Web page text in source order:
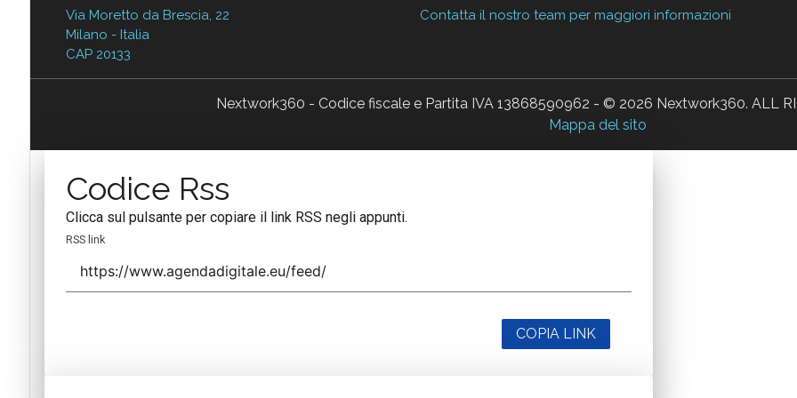
Via Moretto da Brescia, 22
Milano - Italia
CAP 20133
Contatta il nostro team per maggiori informazioni
Nextwork360 - Codice fiscale e Partita IVA 13868590962 - © 2026 Nextwork360. ALL
Mappa del sito
Codice Rss
Clicca sul pulsante per copiare il link RSS negli appunti.
RSS link
COPIA LINK